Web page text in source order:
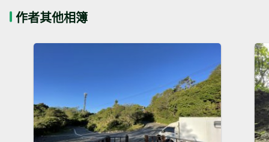
作者其他相簿